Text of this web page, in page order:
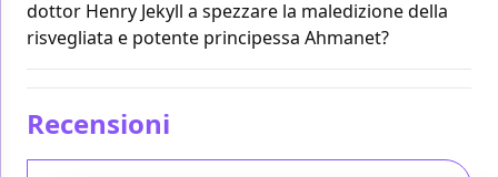
dottor Henry Jekyll a spezzare la maledizione della
risvegliata e potente principessa Ahmanet?
Recensioni